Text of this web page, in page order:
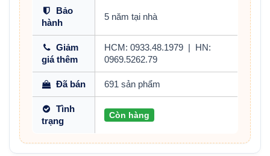
Bảo
hành
5 năm tại nhà
Giảm
giá thêm
HCM: 0933.48.1979
HN:
0969.5262.79
Đã bán 691 sản phẩm
Tình
trạng
Còn hàng